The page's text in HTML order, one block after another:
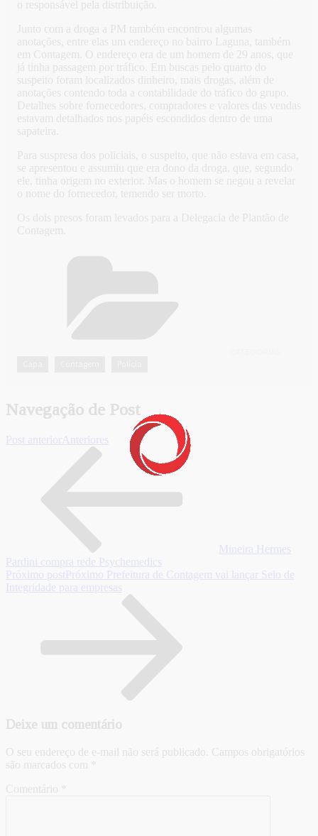
o responsável pela distribuição.
Junto com a droga a PM também encontrou algumas
anotações, entre elas um endereço no bairro Laguna, também
em Contagem. O endereço era de um homem de 29 anos, que
já tinha passagem por tráfico. Em buscas pelo quarto do
suspeito foram localizados dinheiro, mais drogas, além de
anotações contendo toda a contabilidade do tráfico do grupo.
Detalhes sobre fornecedores, compradores e valores das vendas
estavam detalhados nos papéis escondidos dentro de uma
sapateira.
Para suspresa dos policiais, o suspeito, que não estava em casa,
se apresentou e assumiu que era dono da droga, que, segundo
ele, tinha origem no exterior. Mas o homem se negou a revelar
o nome do fornecedor, temendo ser morto.
Os dois presos foram levados para a Delegacia de Plantão de
Contagem.
Navegação de Post
Post anterior Anteriores
Mineira Hermes
Pardini compra rede Psychemedics
Próximo post Próximo Prefeitura de Contagem vai lançar Selo de
Integridade para empresas
Deixe um comentário
O seu endereço de e-mail não será publicado. Campos obrigatórios
são marcados com
Comentário